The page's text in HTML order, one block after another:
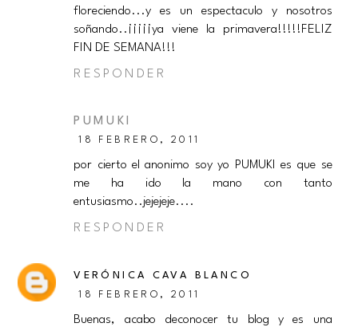
floreciendo...y es un espectaculo y nosotros
soñando..¡¡¡¡¡ya viene la primavera!!!!!FELIZ
FIN DE SEMANA!!!
RESPONDER
PUMUKI
18 FEBRERO, 2011
por cierto el anonimo soy yo PUMUKI es que se
me ha ido la mano con tanto
entusiasmo..jejejeje....
RESPONDER
VERÓNICA CAVA BLANCO
18 FEBRERO, 2011
Buenas, acabo deconocer tu blog y es una